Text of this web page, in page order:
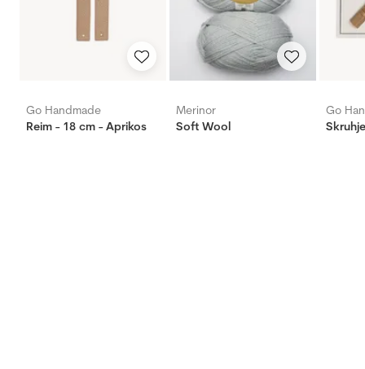
Go Handmade
Reim - 18 cm - Aprikos
Merinor
Soft Wool
Go